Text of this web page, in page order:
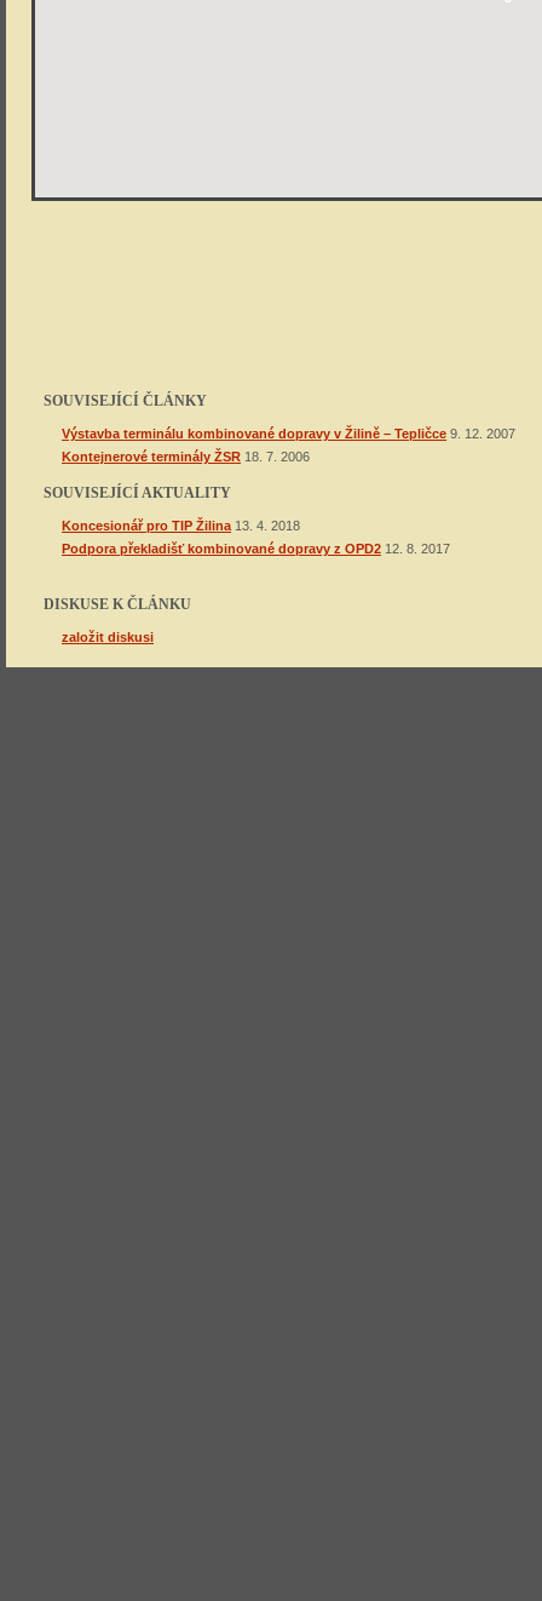
SOUVISEJÍCÍ ČLÁNKY
Výstavba terminálu kombinované dopravy v Žilině – Tepličce 9. 12. 2007
Kontejnerové terminály ŽSR 18. 7. 2006
SOUVISEJÍCÍ AKTUALITY
Koncesionář pro TIP Žilina 13. 4. 2018
Podpora překladišť kombinované dopravy z OPD2 12. 8. 2017
DISKUSE K ČLÁNKU
založit diskusi